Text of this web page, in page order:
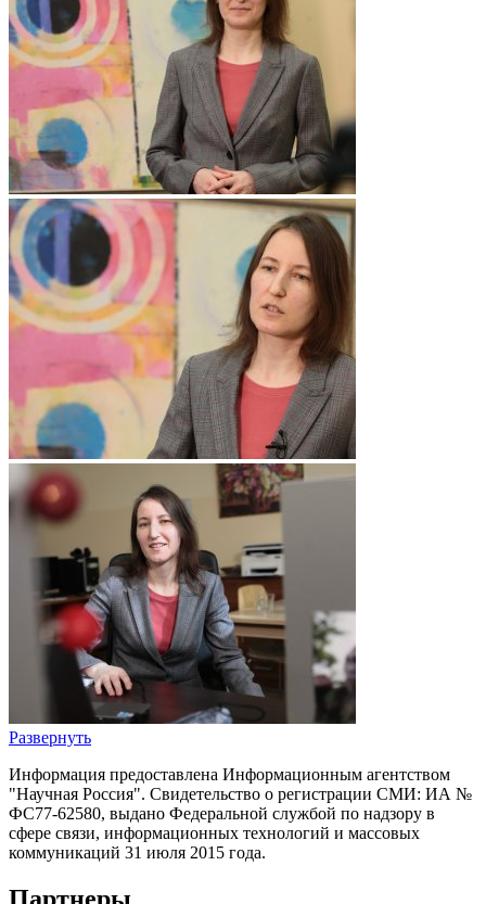
Развернуть
Информация предоставлена Информационным агентством
"Научная Россия". Свидетельство о регистрации СМИ: ИА №
ФС77-62580, выдано Федеральной службой по надзору в
сфере связи, информационных технологий и массовых
коммуникаций 31 июля 2015 года.